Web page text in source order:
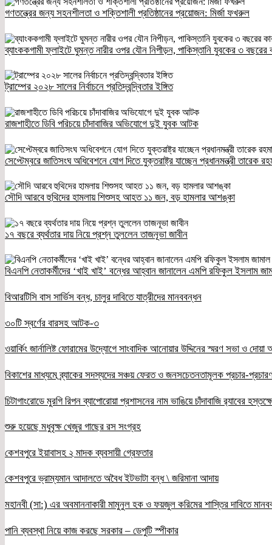
গণতন্ত্রের জন্য সহনশীলতা ও শক্তিশালী প্রতিষ্ঠানের প্রয়োজন: মির্জা ফখরুল
ব্যাংককগামী ফ্লাইটে ঘুমন্ত নারীর ওপর যৌন নিপীড়ন, পাকিস্তানি যুবকের ৩ বছরের
ট্রাম্পের ২০২৮ সালের নির্বাচনে প্রতিদ্বন্দ্বিতার ইঙ্গিত
রাজশাহীতে ডিবি পরিচয়ে চাঁদাবাজির অভিযোগে দুই যুবক আটক
সেপ্টেম্বরে জাতিসংঘ অধিবেশনে যোগ দিতে যুক্তরাষ্ট্র যাচ্ছেন প্রধানমন্ত্রী তারেক
সৌদি আরবে হুথিদের হামলায় শিশুসহ আহত ১১ জন, বড় হামলার আশঙ্কা
১৭ বছরে ব্যর্থতার দায় নিয়ে প্রশ্ন তুললেন তাজনূভা জাবীন
বিএনপি নেতাকর্মীদের ‘খাই খাই’ বন্ধের আহ্বান জানালেন এমপি রফিকুল ইসলাম
বিআরটিসি বাস সার্ভিস বন্ধ, চালুর দাবিতে যাত্রীদের মানববন্ধন
৩০টি স্বর্ণের বারসহ আটক-৩
ওয়ার্কিং জার্নালিষ্ট ফোরামের উদ্যোগে সাংবাদিক আনোয়ার উদ্দিনের স্মরণ সভা ও দোয়া
বিকাশের মাধ্যমে ব্র্যাকের সদস্যদের সঞ্চয় ফেরত ও জনসচেতনতামূলক প্রচার-
চিটাগাংরোডে মুরগি রিপন ব্যাপোরোয়া প্রশাসনের নাম ভাঙিয়ে চাঁদাবাজি র‌্যাবের
শুরু হয়েছে মধুবৃক্ষ খেজুর গাছের রস সংগ্রহ
কেশবপুরে ইয়াবাসহ ২ মাদক ব্যবসায়ী গ্রেফতার
কেশবপুরে ভ্রাম্যমান আদালতে অবৈধ ইটভাটা বন্ধ \ জরিমানা আদায়
মহানবী (সা:) এর অবমাননাকারী মামুনুল হক ও ফয়জুল করিমের শাস্তির দাবিতে
পানি ব্যবস্থা নিয়ে কাজ করছে সরকার – ডেপুটি স্পীকার